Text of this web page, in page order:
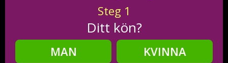
Steg 1
Ditt kön?
MAN
KVINNA